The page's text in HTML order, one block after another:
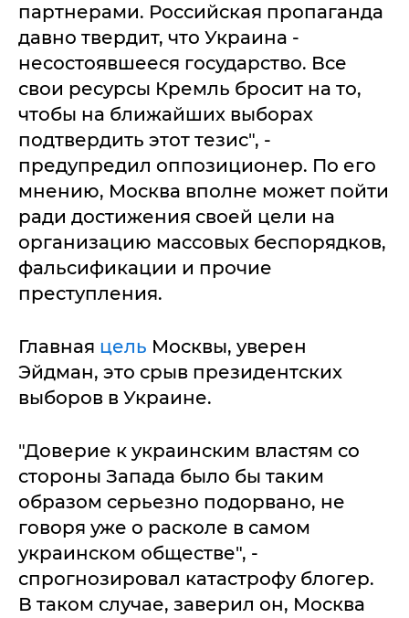
партнерами. Российская пропаганда
давно твердит, что Украина -
несостоявшееся государство. Все
свои ресурсы Кремль бросит на то,
чтобы на ближайших выборах
подтвердить этот тезис", -
предупредил оппозиционер. По его
мнению, Москва вполне может пойти
ради достижения своей цели на
организацию массовых беспорядков,
фальсификации и прочие
преступления.
Главная цель Москвы, уверен
Эйдман, это срыв президентских
выборов в Украине.
"Доверие к украинским властям со
стороны Запада было бы таким
образом серьезно подорвано, не
говоря уже о расколе в самом
украинском обществе", -
спрогнозировал катастрофу блогер.
В таком случае, заверил он, Москва